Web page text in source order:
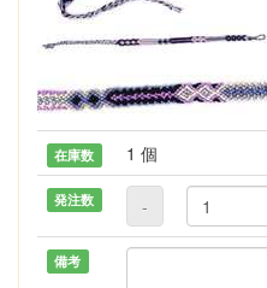
在庫数 1 個
発注数 -
備考